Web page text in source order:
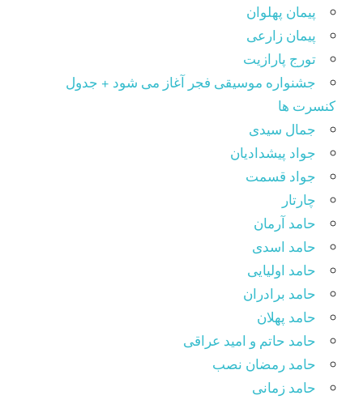
پیمان پهلوان
پیمان زارعی
تورج پارازیت
جشنواره موسیقی فجر آغاز می شود + جدول
کنسرت ها
جمال سیدی
جواد پیشدادیان
جواد قسمت
چارتار
حامد آرمان
حامد اسدی
حامد اولیایی
حامد برادران
حامد پهلان
حامد حاتم و امید عراقی
حامد رمضان نصب
حامد زمانی